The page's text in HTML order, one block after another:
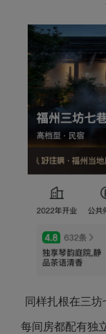
同样扎根在三
每间房都配有独